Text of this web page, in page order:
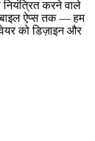
करने वाले
ऐप्स तक — हम
को डिज़ाइन और